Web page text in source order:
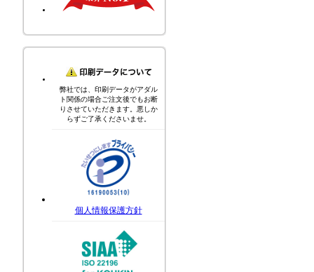
弊社では、印刷データがアダル
ト関係の場合ご注文後でもお断
りさせていただきます。悪しか
らずご了承くださいませ。
個人情報保護方針